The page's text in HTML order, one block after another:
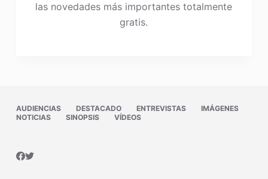
las novedades más importantes totalmente
gratis.
AUDIENCIAS DESTACADO ENTREVISTAS
IMÁGENES
NOTICIAS
SINOPSIS VÍDEOS